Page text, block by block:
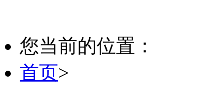
您当前的位置：
首页>